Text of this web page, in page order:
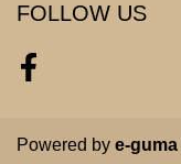
FOLLOW US
Facebook
Powered by e-guma